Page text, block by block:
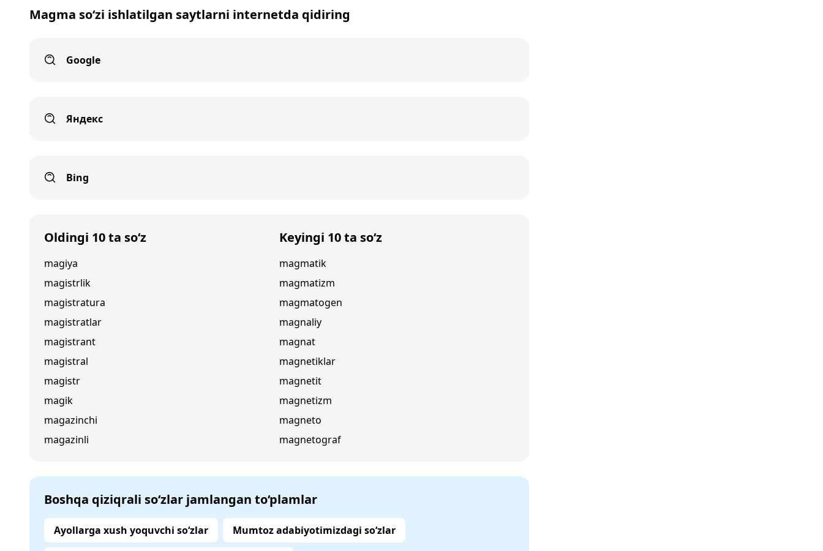
Magma so‘zi ishlatilgan saytlarni internetda qidiring
Google
Яндекс
Bing
Oldingi 10 ta so‘z
magiya
magistrlik
magistratura
magistratlar
magistrant
magistral
magistr
magik
magazinchi
magazinli
Keyingi 10 ta so‘z
magmatik
magmatizm
magmatogen
magnaliy
magnat
magnetiklar
magnetit
magnetizm
magneto
magnetograf
Boshqa qiziqrali so‘zlar jamlangan to‘plamlar
Ayollarga xush yoquvchi so‘zlar Mumtoz adabiyotimizdagi so‘zlar